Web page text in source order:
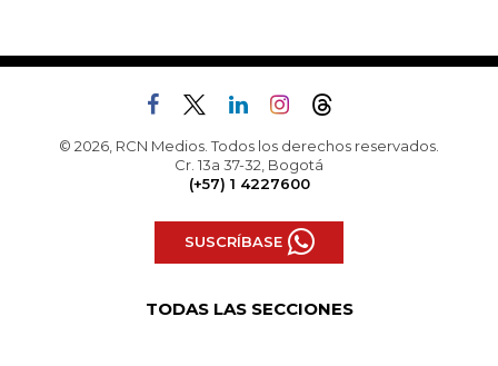
© 2026, RCN Medios. Todos los derechos reservados.
Cr. 13a 37-32, Bogotá
(+57) 1 4227600
SUSCRÍBASE
TODAS LAS SECCIONES